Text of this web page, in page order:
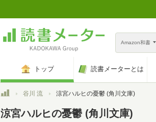
Amazon和書
トップ 読書メーターとは
トップ谷川 流 涼宮ハルヒの憂鬱 (角川文庫)
涼宮ハルヒの憂鬱 (角川文庫)